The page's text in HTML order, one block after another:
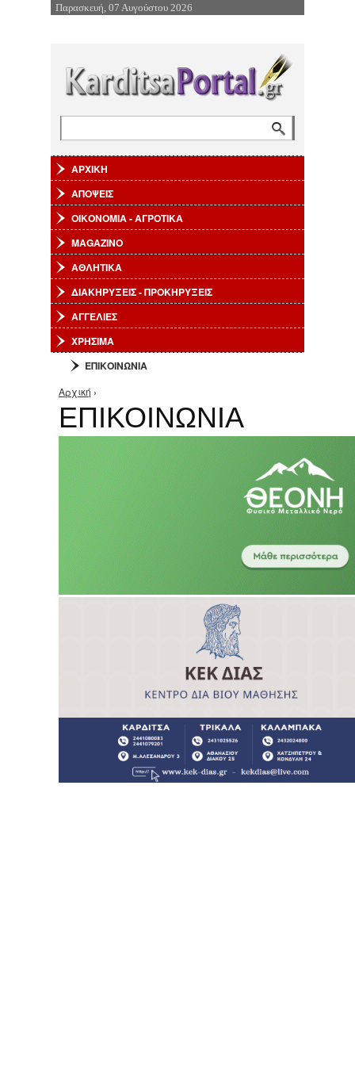
Επιστροφή στην Πλοήγηση
Παρασκευή, 07 Αυγούστου 2026
ΑΡΧΙΚΗ
ΑΠΟΨΕΙΣ
ΟΙΚΟΝΟΜΙΑ - ΑΓΡΟΤΙΚΑ
MAGAZINO
ΑΘΛΗΤΙΚΑ
ΔΙΑΚΗΡΥΞΕΙΣ - ΠΡΟΚΗΡΥΞΕΙΣ
ΑΓΓΕΛΙΕΣ
ΧΡΗΣΙΜΑ
ΕΠΙΚΟΙΝΩΝΙΑ
Είστε εδώ
Αρχική ›
ΕΠΙΚΟΙΝΩΝΙΑ